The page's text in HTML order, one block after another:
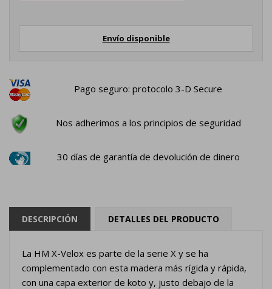
Envío disponible
Pago seguro: protocolo 3-D Secure
Nos adherimos a los principios de seguridad
30 días de garantía de devolución de dinero
DESCRIPCIÓN DETALLES DEL PRODUCTO
La HM X-Velox es parte de la serie X y se ha
complementado con esta madera más rígida y rápida,
con una capa exterior de koto y, justo debajo de la